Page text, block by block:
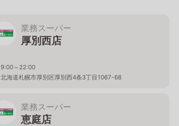
業務スーパー
厚別西店
9:00～22:00
北海道札幌市厚別区厚別西4条3丁目1067-68
業務スーパー
恵庭店